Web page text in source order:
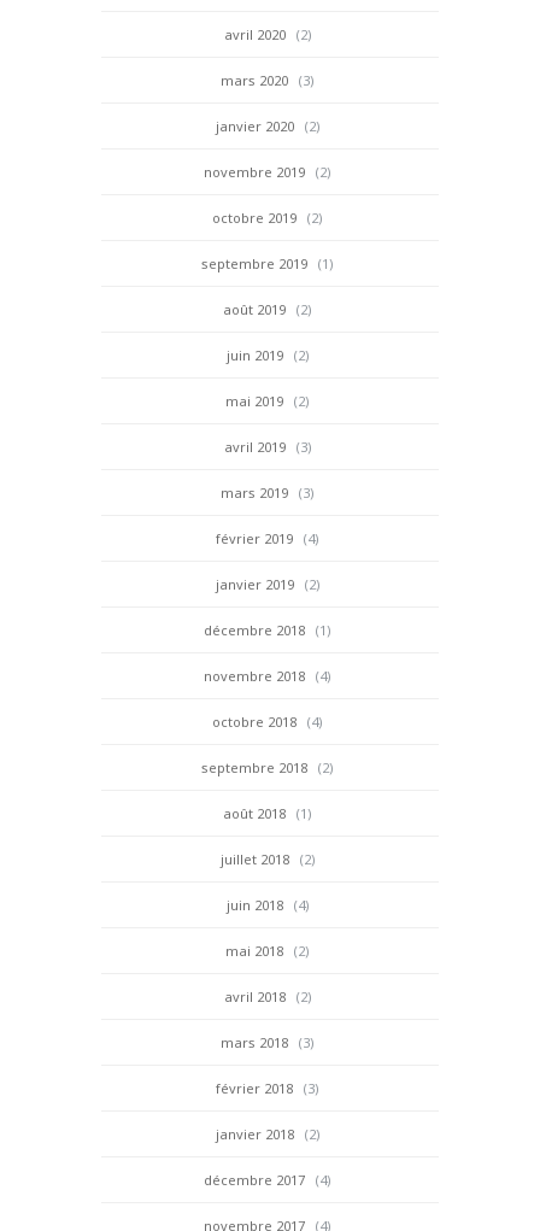
avril 2020 (2)
mars 2020 (3)
janvier 2020 (2)
novembre 2019 (2)
octobre 2019 (2)
septembre 2019 (1)
août 2019 (2)
juin 2019 (2)
mai 2019 (2)
avril 2019 (3)
mars 2019 (3)
février 2019 (4)
janvier 2019 (2)
décembre 2018 (1)
novembre 2018 (4)
octobre 2018 (4)
septembre 2018 (2)
août 2018 (1)
juillet 2018 (2)
juin 2018 (4)
mai 2018 (2)
avril 2018 (2)
mars 2018 (3)
février 2018 (3)
janvier 2018 (2)
décembre 2017 (4)
novembre 2017 (4)